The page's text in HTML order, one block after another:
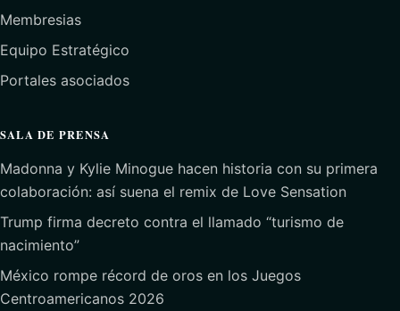
Membresias
Equipo Estratégico
Portales asociados
SALA DE PRENSA
Madonna y Kylie Minogue hacen historia con su primera
colaboración: así suena el remix de Love Sensation
Trump firma decreto contra el llamado “turismo de
nacimiento”
México rompe récord de oros en los Juegos
Centroamericanos 2026